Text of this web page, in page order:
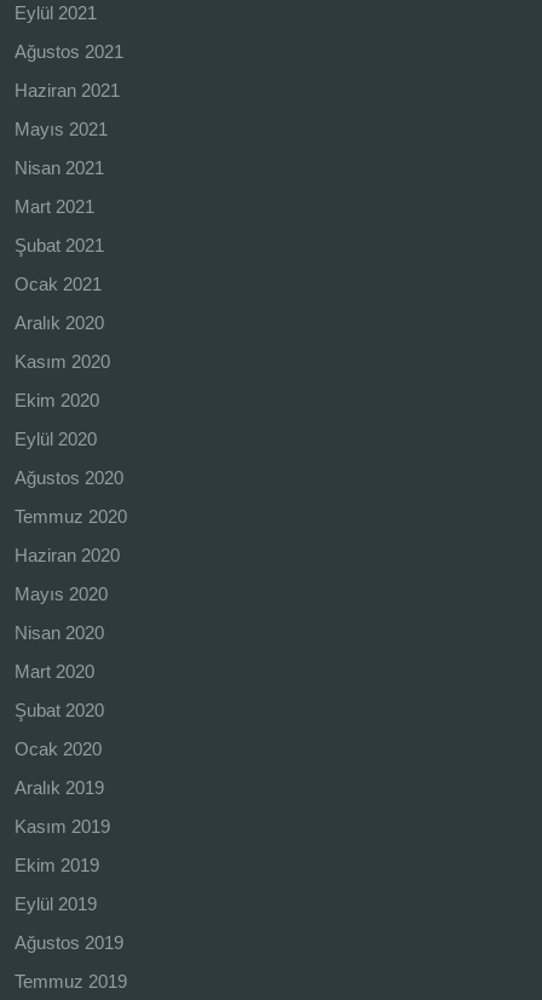
Eylül 2021
Ağustos 2021
Haziran 2021
Mayıs 2021
Nisan 2021
Mart 2021
Şubat 2021
Ocak 2021
Aralık 2020
Kasım 2020
Ekim 2020
Eylül 2020
Ağustos 2020
Temmuz 2020
Haziran 2020
Mayıs 2020
Nisan 2020
Mart 2020
Şubat 2020
Ocak 2020
Aralık 2019
Kasım 2019
Ekim 2019
Eylül 2019
Ağustos 2019
Temmuz 2019